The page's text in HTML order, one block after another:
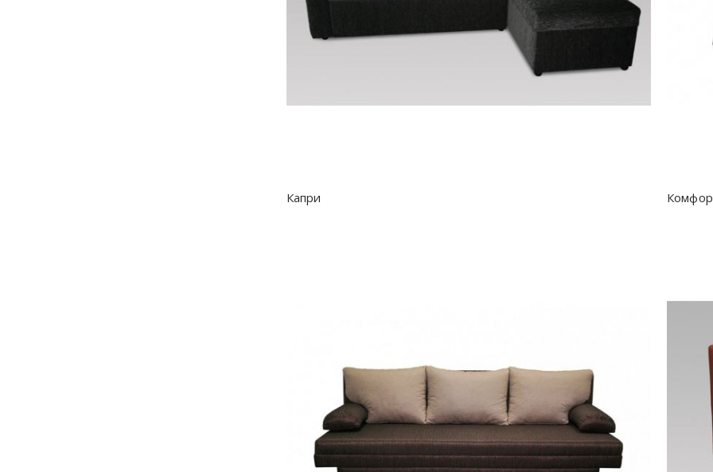
Капри